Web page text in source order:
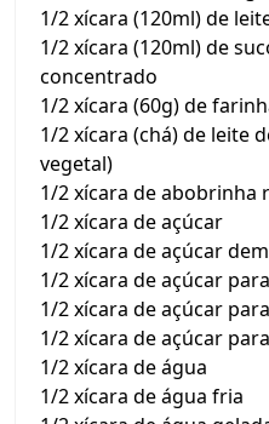
1/2 xícara (120ml) de
1/2 xícara (120ml) de
concentrado
1/2 xícara (60g) de
1/2 xícara (chá) de leite
vegetal)
1/2 xícara de abobrinha
1/2 xícara de açúcar
1/2 xícara de açúcar
1/2 xícara de açúcar
1/2 xícara de açúcar
1/2 xícara de açúcar
1/2 xícara de água
1/2 xícara de água fria